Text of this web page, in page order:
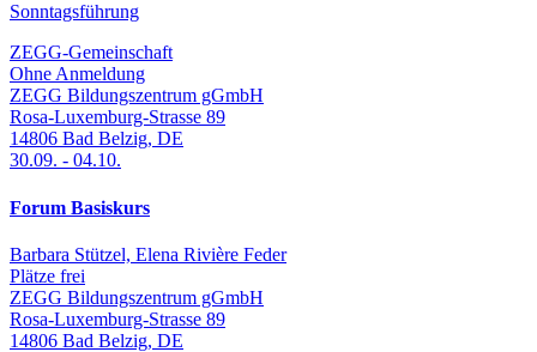
Sonntagsführung
ZEGG-Gemeinschaft
Ohne Anmeldung
ZEGG Bildungszentrum gGmbH
Rosa-Luxemburg-Strasse 89
14806 Bad Belzig, DE
30.09. - 04.10.
Forum Basiskurs
Barbara Stützel, Elena Rivière Feder
Plätze frei
ZEGG Bildungszentrum gGmbH
Rosa-Luxemburg-Strasse 89
14806 Bad Belzig, DE